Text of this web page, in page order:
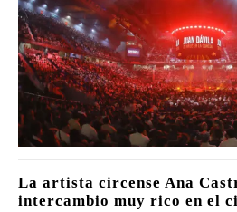
La artista circense Ana
intercambio muy rico en el